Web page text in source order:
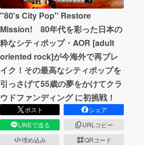
ビジネス・起業
まちづくり・地域活性化
CAMPFIRE for Social Good
CAMPFIREふるさと納税machi-ya
''80's City Pop'' Restore
Mission! 80年代を彩った日本の
粋なシティポップ・AOR [adult
oriented rock]が今海外で再ブレ
イク！その最高なシティポップを
引っさげて55歳の夢をかけてクラ
ウドファンディング に初挑戦！
ポスト
シェア
LINEで送る
URLコピー
埋め込み
QRコード